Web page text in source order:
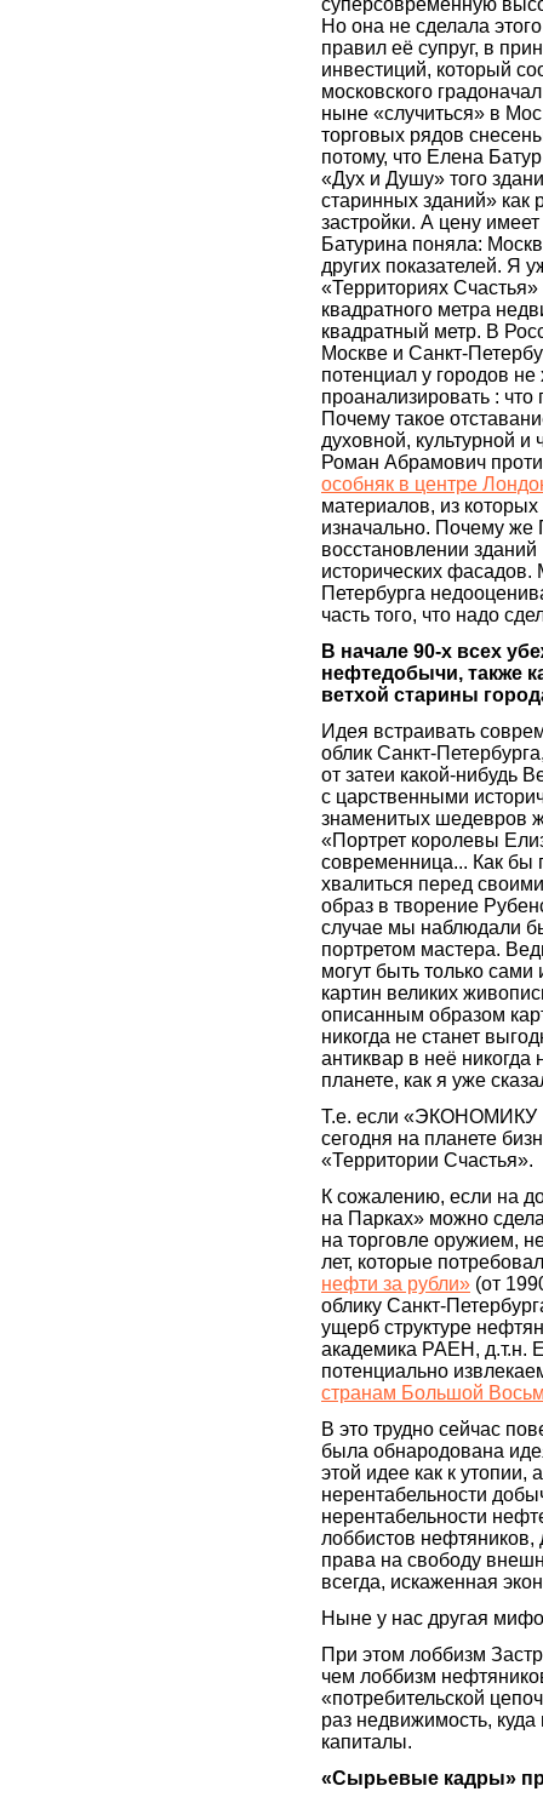
суперсовременную
Но она не сделала
правил её супруг, в
инвестиций, который
московского
ныне «случиться» в
торговых рядов
потому, что Елена
«Дух и Душу» того
старинных зданий» как
застройки. А цену
Батурина поняла:
других показателей. Я
«Территориях
квадратного метра
квадратный метр. В
Москве и Санкт-
потенциал у городов
проанализировать :
Почему такое
духовной, культурной
Роман Абрамович
особняк в центре
материалов, из
изначально. Почему же
восстановлении
исторических фасадов.
Петербурга
часть того, что надо
В начале 90-х всех
нефтедобычи, также
ветхой старины
Идея встраивать
облик Санкт-
от затеи какой-нибудь
с царственными
знаменитых шедевров
«Портрет королевы
современница... Как бы
хвалиться перед
образ в творение
случае мы наблюдали
портретом мастера.
могут быть только
картин великих
описанным образом
никогда не станет
антиквар в неё
планете, как я уже
Т.е. если «ЭКОНОМИКУ
сегодня на планете
«Территории Счастья».
К сожалению, если на
на Парках» можно
на торговле оружием,
лет, которые
нефти за рубли» (от
облику Санкт-
ущерб структуре
академика РАЕН, д.т.н.
потенциально
странам Большой
В это трудно сейчас
была обнародована
этой идее как к
нерентабельности
нерентабельности
лоббистов
права на свободу
всегда, искаженная
Ныне у нас другая
При этом лоббизм
чем лоббизм
«потребительской
раз недвижимость,
капиталы.
«Сырьевые кадры»